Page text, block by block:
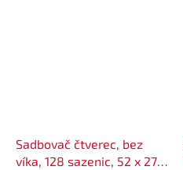
Sadbovač čtverec, bez
víka, 128 sazenic, 52 x 27 x